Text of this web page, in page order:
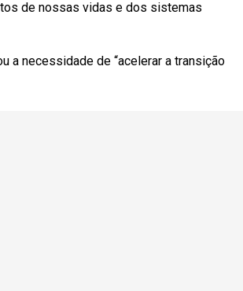
de nossas vidas e dos sistemas
a necessidade de “acelerar a transição